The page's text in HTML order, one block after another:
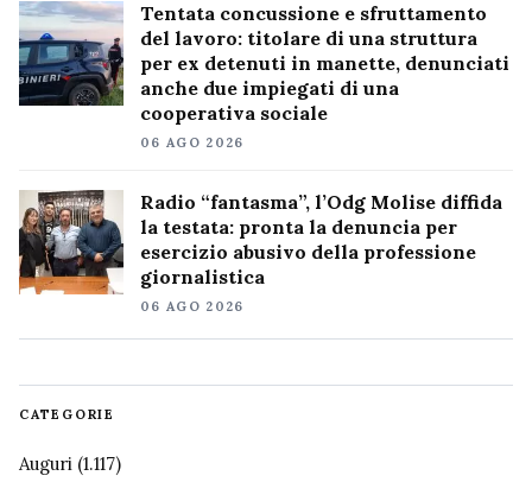
Tentata concussione e sfruttamento
del lavoro: titolare di una struttura
per ex detenuti in manette, denunciati
anche due impiegati di una
cooperativa sociale
06 AGO 2026
Radio “fantasma”, l’Odg Molise diffida
la testata: pronta la denuncia per
esercizio abusivo della professione
giornalistica
06 AGO 2026
CATEGORIE
Auguri (1.117)